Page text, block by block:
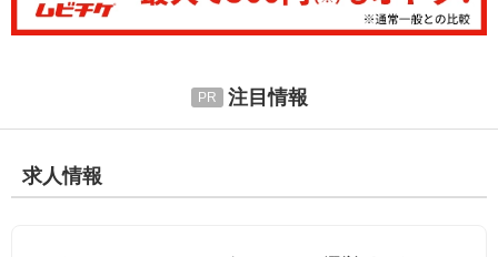
注目情報
求人情報